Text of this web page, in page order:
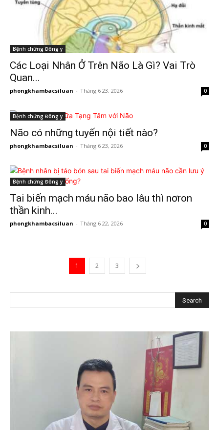
Bệnh chứng Đông y
Các Loại Nhân Ở Trên Não Là Gì? Vai Trò
Quan...
phongkhambacsiluan - Tháng 6 23, 2026 0
Bệnh chứng Đông y
Não có những tuyến nội tiết nào?
phongkhambacsiluan - Tháng 6 23, 2026 0
Bệnh chứng Đông y
Tai biến mạch máu não bao lâu thì nơron
thần kinh...
phongkhambacsiluan - Tháng 6 22, 2026 0
1 2 3